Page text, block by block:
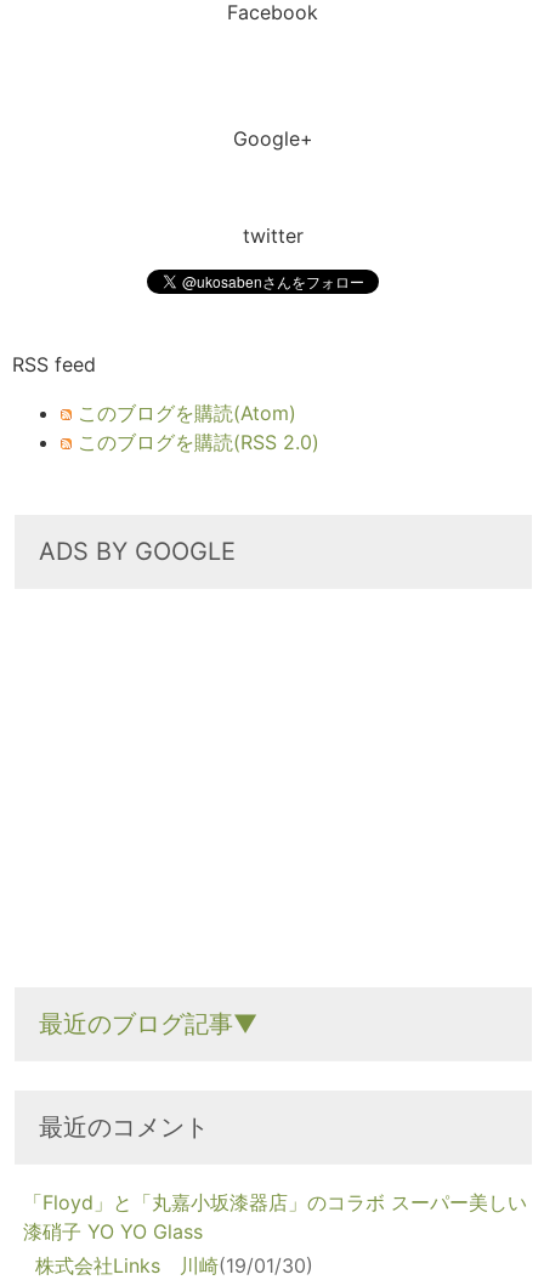
Facebook
Google+
twitter
RSS feed
このブログを購読(Atom)
このブログを購読(RSS 2.0)
ADS BY GOOGLE
最近のブログ記事▼
最近のコメント
「Floyd」と「丸嘉小坂漆器店」のコラボ スーパー美しい
漆硝子 YO YO Glass
株式会社Links 川崎(19/01/30)